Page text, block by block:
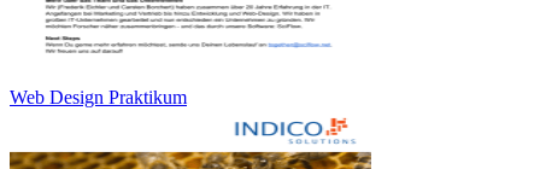
Web Design Praktikum